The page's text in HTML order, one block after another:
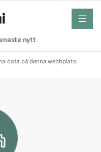
nytt
meny
data på denna webbplats.